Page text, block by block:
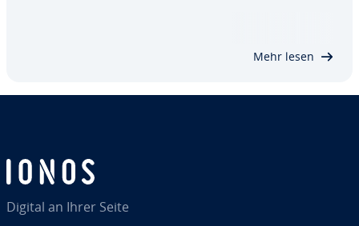
Programme aus­schließt, ist das pro­prie­tä­re RHEL
Mehr lesen
Digital an Ihrer Seite